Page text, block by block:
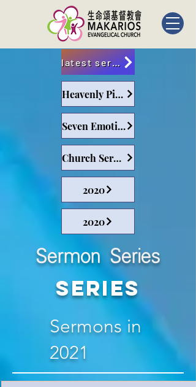
latest sermon
Heavenly Pilgrims
Seven Emotions and Six Desires
Church Service and Leadership
2020
2020
Sermon Series
Series
Sermons in
2021